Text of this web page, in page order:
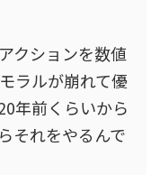
クションを数値
ラルが崩れて優
年前くらいから
それをやるんで